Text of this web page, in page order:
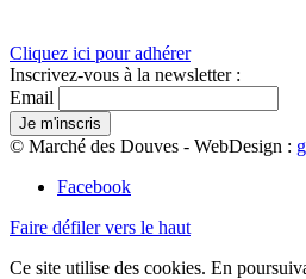
Cliquez ici pour adhérer
Inscrivez-vous à la newsletter :
Email
© Marché des Douves - WebDesign :
Facebook
Faire défiler vers le haut
Ce site utilise des cookies. En